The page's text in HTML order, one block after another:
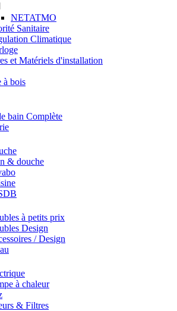
NETATMO
Sanitaire
Climatique
et Matériels d'installation
à bois
bain Complète
& douche
à petits prix
Design
/ Design
à chaleur
& Filtres